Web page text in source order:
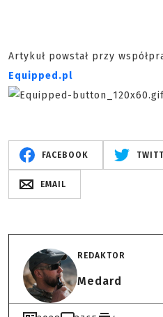
Artykuł powstał przy
Equipped.pl
FACEBOOK
EMAIL
REDAKTOR
Medard